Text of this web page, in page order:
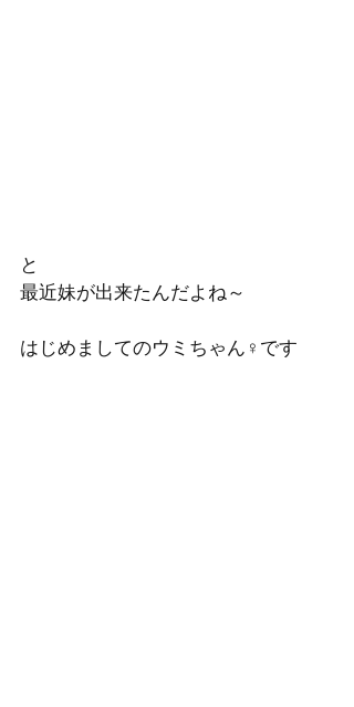
と
最近妹が出来たんだよね～
はじめましてのウミちゃん♀です